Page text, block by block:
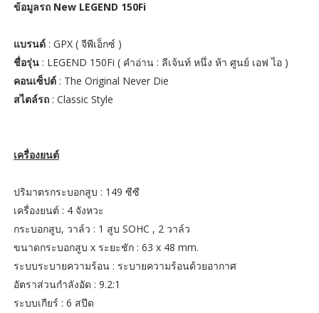
ข้อมูลรถ New LEGEND 150Fi
แบรนด์: GPX ( จีพีเอ็กซ์ )
ชื่อรุ่น: LEGEND 150Fi ( คำอ่าน : ลีเจ้นท์ หนึ่ง ห้า ศูนย์ เอฟ ไอ )
คอนเซ็ปต์: The Original Never Die
สไตล์รถ: Classic Style
เครื่องยนต์
ปริมาตรกระบอกสูบ : 149 ซีซี
เครื่องยนต์ : 4 จังหวะ
กระบอกสูบ, วาล์ว : 1 สูบ SOHC , 2 วาล์ว
ขนาดกระบอกสูบ x ระยะชัก : 63 x 48 mm.
ระบบระบายความร้อน : ระบายความร้อนด้วยอากาศ
อัตราส่วนกำลังอัด : 9.2:1
ระบบเกียร์ : 6 สปีด